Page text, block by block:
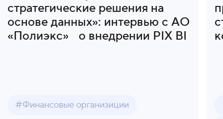
стратегические решения на
основе данных»: интервью с АО
«Полиэкс» о внедрении PIX BI
#Финансовые организиции